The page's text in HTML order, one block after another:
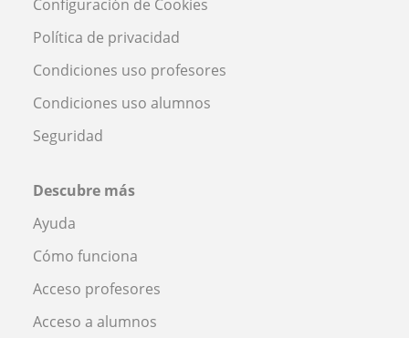
Configuración de Cookies
Política de privacidad
Condiciones uso profesores
Condiciones uso alumnos
Seguridad
Descubre más
Ayuda
Cómo funciona
Acceso profesores
Acceso a alumnos